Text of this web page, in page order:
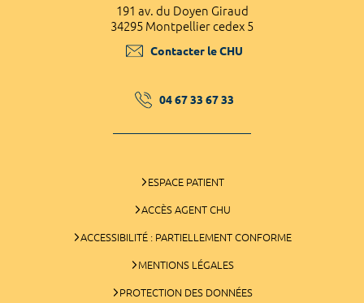
191 av. du Doyen Giraud
34295 Montpellier cedex 5
Contacter le CHU
04 67 33 67 33
ESPACE PATIENT
ACCÈS AGENT CHU
ACCESSIBILITÉ : PARTIELLEMENT CONFORME
MENTIONS LÉGALES
PROTECTION DES DONNÉES